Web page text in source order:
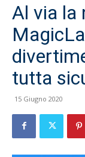
Al via la
tutta
15 Giugno 2020